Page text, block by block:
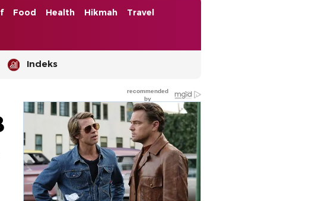
Food Health Hikmah Travel
Indeks